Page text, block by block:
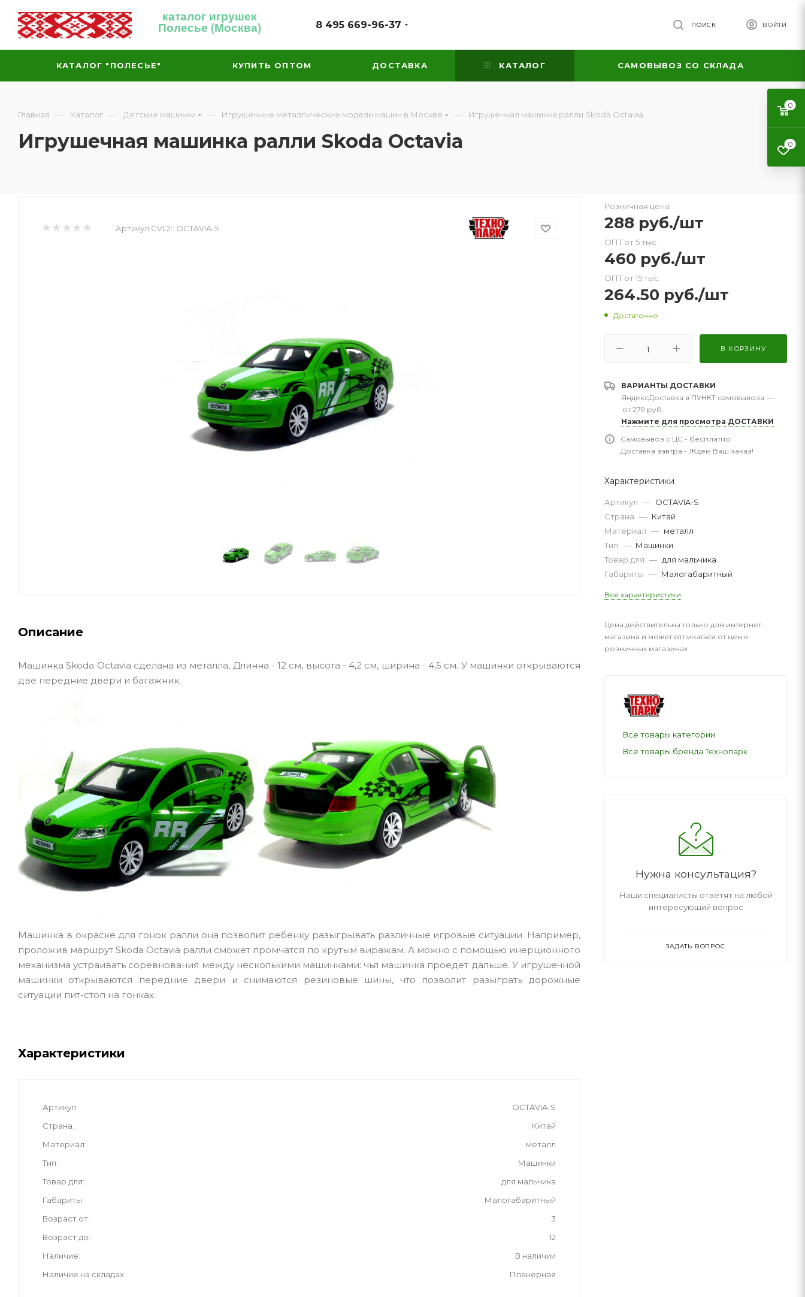
каталог игрушек
Полесье (Москва) 8 495 669-96-37 ВОЙТИ
ПОИСК
КАТАЛОГ "ПОЛЕСЬЕ" КУПИТЬ ОПТОМ ДОСТАВКА КАТАЛОГ САМОВЫВОЗ СО СКЛАДА
Главная — Каталог — Детские машинки — Игрушечные металлические модели машин в Москве — Игрушечная машинка ралли Skoda Octavia
Игрушечная машинка ралли Skoda Octavia
Артикул CVL2:: OCTAVIA-S
Описание
Машинка Skoda Octavia сделана из металла, Длинна - 12 см, высота - 4,2 см, ширина - 4,5 см. У машинки открываются
две передние двери и багажник.
Машинка в окраске для гонок ралли она позволит ребёнку разыгрывать различные игровые ситуации. Например,
проложив маршрут Skoda Octavia ралли сможет промчатся по крутым виражам. А можно с помощью инерционного
механизма устраивать соревнования между несколькими машинками: чья машинка проедет дальше. У игрушечной
машинки открываются передние двери и снимаются резиновые шины, что позволит разыграть дорожные
ситуации пит-стоп на гонках.
Характеристики
Артикул
OCTAVIA-S
Страна
Китай
Материал
металл
Тип
Машинки
Товар для
для мальчика
Габариты
Малогабаритный
Возраст от
3
Возраст до
12
Наличие
В наличии
Наличие на складах
Планерная
Розничная цена
288 руб./шт
ОПТ от 5 тыс.
460 руб./шт
ОПТ от 15 тыс.
264.50 руб./шт
Достаточно
В КОРЗИНУ
ВАРИАНТЫ ДОСТАВКИ
ЯндексДоставка в ПУНКТ самовывоза —
от 279 руб.
Нажмите для просмотра ДОСТАВКИ
Самовывоз с ЦС - бесплатно
Доставка завтра - Ждем Ваш заказ!
Характеристики
Артикул — OCTAVIA-S
Страна — Китай
Материал — металл
Тип — Машинки
Товар для — для мальчика
Габариты — Малогабаритный
Все характеристики
Цена действительна только для интернет-
магазина и может отличаться от цен в
розничных магазинах
Все товары категории
Все товары бренда Технопарк
Нужна консультация?
Наши специалисты ответят на любой
интересующий вопрос
ЗАДАТЬ ВОПРОС
0
0